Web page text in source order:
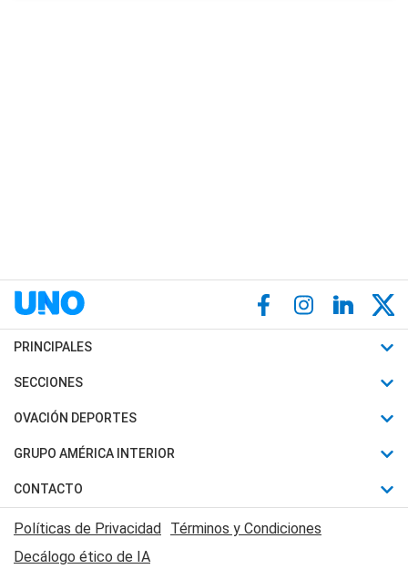
PRINCIPALES
Últimas Noticias
Política
Judiciales
Economia
SECCIONES
Horóscopo
Motores
Trucos caseros
Series y Películas
Edictos y Solicitadas
OVACIÓN DEPORTES
Fútbol
Mundial
Automovilismo
Rugby
GRUPO AMÉRICA INTERIOR
Canal 7 en Vivo
CONTACTO
Acerca de Nosotros
Contactanos
Políticas de Privacidad Términos y Condiciones
Decálogo ético de IA